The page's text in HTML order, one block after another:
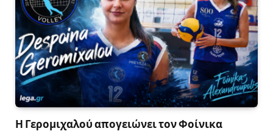
Η Γερομιχαλού απογειώνει τον Φοίνικα